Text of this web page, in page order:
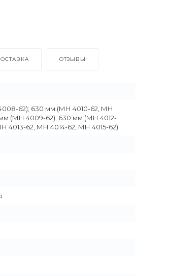
ОТЗЫВЫ
62); 630 мм (МН 4010-62, МН
мм (МН 4009-62); 630 мм (МН 4012-
4013-62, МН 4014-62, МН 4015-62)